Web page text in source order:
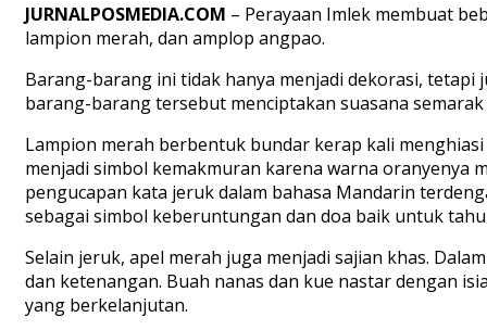
JURNALPOSMEDIA.COM – Perayaan Imlek membuat
lampion merah, dan amplop angpao.
Barang-barang ini tidak hanya menjadi dekorasi,
barang-barang tersebut menciptakan suasana
Lampion merah berbentuk bundar kerap kali
menjadi simbol kemakmuran karena warna oranyenya
pengucapan kata jeruk dalam bahasa Mandarin
sebagai simbol keberuntungan dan doa baik untuk
Selain jeruk, apel merah juga menjadi sajian khas.
dan ketenangan. Buah nanas dan kue nastar dengan
yang berkelanjutan.